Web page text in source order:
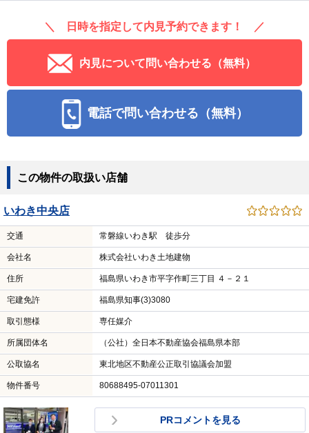
＼ 日時を指定して内見予約できます！ ／
内見について問い合わせる（無料）
電話で問い合わせる（無料）
この物件の取扱い店舗
いわき中央店
交通 常磐線いわき駅 徒歩分
会社名 株式会社いわき土地建物
住所 福島県いわき市平字作町三丁目 ４－２１
宅建免許 福島県知事(3)3080
取引態様 専任媒介
所属団体名 （公社）全日本不動産協会福島県本部
公取協名 東北地区不動産公正取引協議会加盟
物件番号 80688495-07011301
PRコメントを見る